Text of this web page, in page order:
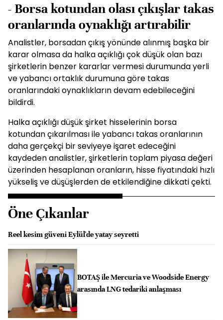
- Borsa kotundan olası çıkışlar takas
oranlarında oynaklığı artırabilir
Analistler, borsadan çıkış yönünde alınmış başka bir
karar olmasa da halka açıklığı çok düşük olan bazı
şirketlerin benzer kararlar vermesi durumunda yerli
ve yabancı ortaklık durumuna göre takas
oranlarındaki oynaklıkların devam edebileceğini
bildirdi.
Halka açıklığı düşük şirket hisselerinin borsa
kotundan çıkarılması ile yabancı takas oranlarının
daha gerçekçi bir seviyeye işaret edeceğini
kaydeden analistler, şirketlerin toplam piyasa değeri
üzerinden hesaplanan oranların, hisse fiyatındaki hızlı
yükseliş ve düşüşlerden de etkilendiğine dikkati çekti.
Öne Çıkanlar
Reel kesim güveni Eylül'de yatay seyretti
BOTAŞ ile Mercuria ve Woodside Energy
arasında LNG tedariki anlaşması